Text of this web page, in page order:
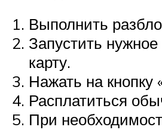
Выполнить
Запустить
карту.
Нажать на кнопку
Расплатиться
При